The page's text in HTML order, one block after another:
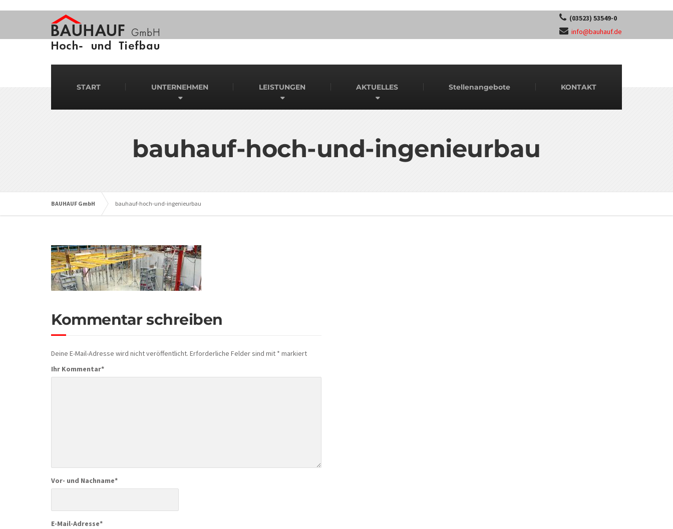
(03523) 53549-0
info@bauhauf.de
START UNTERNEHMEN LEISTUNGEN AKTUELLES Stellenangebote KONTAKT
bauhauf-hoch-und-ingenieurbau
BAUHAUF GmbH bauhauf-hoch-und-ingenieurbau
Kommentar schreiben
Deine E-Mail-Adresse wird nicht veröffentlicht. Erforderliche Felder sind mit * markiert
Ihr Kommentar*
Vor- und Nachname*
E-Mail-Adresse*